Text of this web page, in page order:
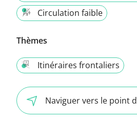
Circulation faible
Thèmes
Itinéraires frontaliers
Naviguer vers le point